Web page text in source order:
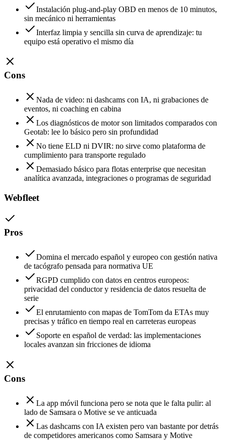
Instalación plug-and-play OBD en menos de 10 minutos,
sin mecánico ni herramientas
Interfaz limpia y sencilla sin curva de aprendizaje: tu
equipo está operativo el mismo día
Cons
Nada de video: ni dashcams con IA, ni grabaciones de
eventos, ni coaching en cabina
Los diagnósticos de motor son limitados comparados con
Geotab: lee lo básico pero sin profundidad
No tiene ELD ni DVIR: no sirve como plataforma de
cumplimiento para transporte regulado
Demasiado básico para flotas enterprise que necesitan
analítica avanzada, integraciones o programas de seguridad
Webfleet
Pros
Domina el mercado español y europeo con gestión nativa
de tacógrafo pensada para normativa UE
RGPD cumplido con datos en centros europeos:
privacidad del conductor y residencia de datos resuelta de
serie
El enrutamiento con mapas de TomTom da ETAs muy
precisas y tráfico en tiempo real en carreteras europeas
Soporte en español de verdad: las implementaciones
locales avanzan sin fricciones de idioma
Cons
La app móvil funciona pero se nota que le falta pulir: al
lado de Samsara o Motive se ve anticuada
Las dashcams con IA existen pero van bastante por detrás
de competidores americanos como Samsara y Motive